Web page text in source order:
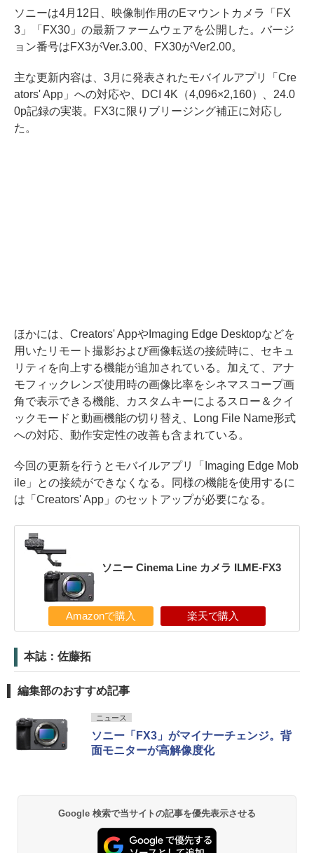
ソニーは4月12日、映像制作用のEマウントカメラ「FX
3」「FX30」の最新ファームウェアを公開した。バージ
ョン番号はFX3がVer.3.00、FX30がVer2.00。
主な更新内容は、3月に発表されたモバイルアプリ「Cre
ators' App」への対応や、DCI 4K（4,096×2,160）、24.0
0p記録の実装。FX3に限りブリージング補正に対応し
た。
ほかには、Creators' AppやImaging Edge Desktopなどを
用いたリモート撮影および画像転送の接続時に、セキュ
リティを向上する機能が追加されている。加えて、アナ
モフィックレンズ使用時の画像比率をシネマスコープ画
角で表示できる機能、カスタムキーによるスロー＆クイ
ックモードと動画機能の切り替え、Long File Name形式
への対応、動作安定性の改善も含まれている。
今回の更新を行うとモバイルアプリ「Imaging Edge Mob
ile」との接続ができなくなる。同様の機能を使用するに
は「Creators' App」のセットアップが必要になる。
ソニー Cinema Line カメラ ILME-FX3
Amazonで購入 楽天で購入
本誌：佐藤拓
編集部のおすすめ記事
ニュース
ソニー「FX3」がマイナーチェンジ。背
面モニターが高解像度化
Google 検索で当サイトの記事を優先表示させる